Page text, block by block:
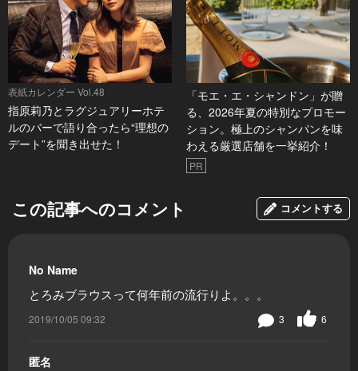
表紙カレンダー Vol.48
指原莉乃とラグジュアリーホテ
ルのバーで語り合ったら“理想の
デート”を聞き出せた！
「モエ・エ・シャンドン」が贈
る、2026年夏の特別なプロモー
ション。極上のシャンパンを味
わえる厳選店舗を一挙紹介！
PR
この記事へのコメント コメントする
No Name
とろみブラウスって何年前の流行りよ。。。
2019/10/05 09:32 6
3
匿名